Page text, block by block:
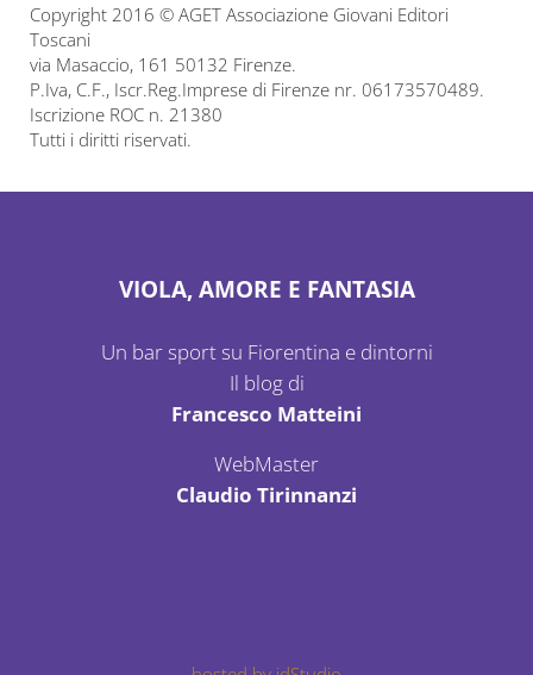
Copyright 2016 © AGET Associazione Giovani Editori
Toscani
via Masaccio, 161 50132 Firenze.
P.Iva, C.F., Iscr.Reg.Imprese di Firenze nr. 06173570489.
Iscrizione ROC n. 21380
Tutti i diritti riservati.
VIOLA, AMORE E FANTASIA
Un bar sport su Fiorentina e dintorni
Il blog di
Francesco Matteini
WebMaster
Claudio Tirinnanzi